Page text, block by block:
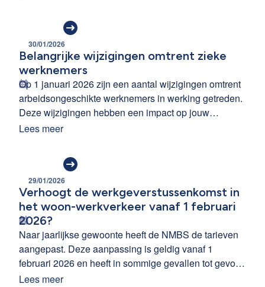
worden geregistreerd.
30/01/2026
Belangrijke wijzigingen omtrent zieke
werknemers
Op 1 januari 2026 zijn een aantal wijzigingen omtrent
arbeidsongeschikte werknemers in werking getreden.
Deze wijzigingen hebben een impact op jouw
verplichtingen als werkgever en op het loon van jouw
Lees meer
29/01/2026
Verhoogt de werkgeverstussenkomst in
het woon-werkverkeer vanaf 1 februari
2026?
Naar jaarlijkse gewoonte heeft de NMBS de tarieven
aangepast. Deze aanpassing is geldig vanaf 1
februari 2026 en heeft in sommige gevallen tot gevolg
dat je ook meer moet betalen aan de werknemers als
Lees meer